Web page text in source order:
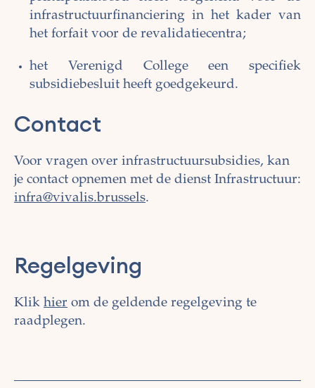
infrastructuurfinanciering in het kader van
het forfait voor de revalidatiecentra;
het Verenigd College een specifiek
subsidiebesluit heeft goedgekeurd.
Contact
Voor vragen over infrastructuursubsidies, kan
je contact opnemen met de dienst Infrastructuur:
infra@vivalis.brussels.
Regelgeving
Klik hier om de geldende regelgeving te
raadplegen.